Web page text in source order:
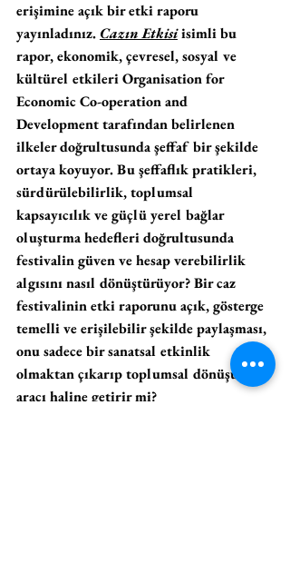
erişimine açık bir etki raporu
yayınladınız. Cazın Etkisi isimli bu
rapor, ekonomik, çevresel, sosyal ve
kültürel etkileri Organisation for
Economic Co-operation and
Development tarafından belirlenen
ilkeler doğrultusunda şeffaf bir şekilde
ortaya koyuyor. Bu şeffaflık pratikleri,
sürdürülebilirlik, toplumsal
kapsayıcılık ve güçlü yerel bağlar
oluşturma hedefleri doğrultusunda
festivalin güven ve hesap verebilirlik
algısını nasıl dönüştürüyor? Bir caz
festivalinin etki raporunu açık, gösterge
temelli ve erişilebilir şekilde paylaşması,
onu sadece bir sanatsal etkinlik
olmaktan çıkarıp toplumsal dönüşüm
aracı haline getirir mi?